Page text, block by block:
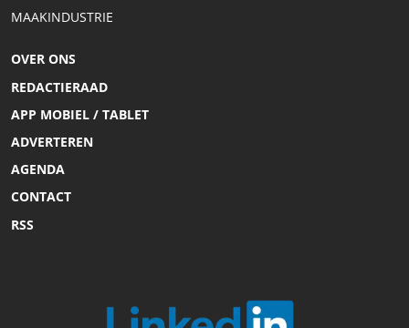
MAAKINDUSTRIE
OVER ONS
REDACTIERAAD
APP MOBIEL / TABLET
ADVERTEREN
AGENDA
CONTACT
RSS